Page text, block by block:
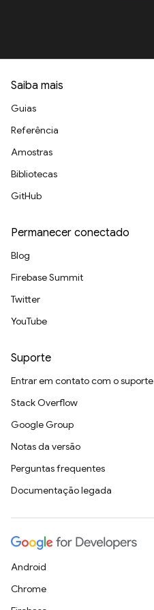
Saiba mais
Guias
Referência
Amostras
Bibliotecas
GitHub
Permanecer conectado
Blog
Firebase Summit
Twitter
YouTube
Suporte
Entrar em contato com o suporte
Stack Overflow
Google Group
Notas da versão
Perguntas frequentes
Documentação legada
Android
Chrome